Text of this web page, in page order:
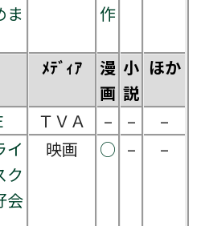
ま
作
ﾒﾃﾞｨｱ
漫
画
小
説
ほか
ＴＶＡ – –
–
イ
ク
会
映画 ○ – –